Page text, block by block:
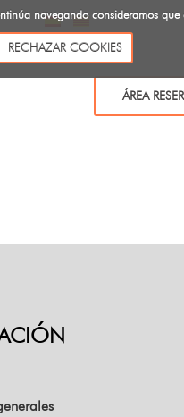
navegando consideramos que
RECHAZAR COOKIES
CONTACTO
ÁREA